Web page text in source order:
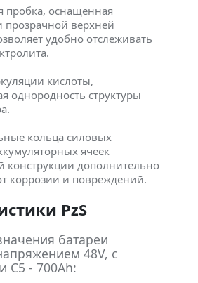
пробка, оснащенная
прозрачной верхней
удобно отслеживать
кислоты,
структуры
кольца силовых
ячеек
конструкции дополнительно
коррозии и повреждений.
PzS
батареи
48V, с
C5 - 700Ah: